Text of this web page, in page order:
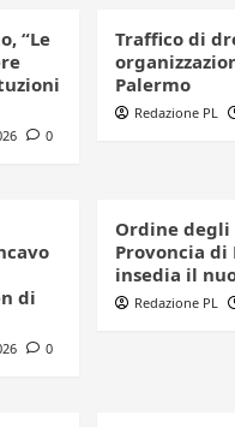
“Le
0
Traffico di
Palermo
Redazione PL
di
0
Ordine
Provoncia di
insedia il
Redazione PL